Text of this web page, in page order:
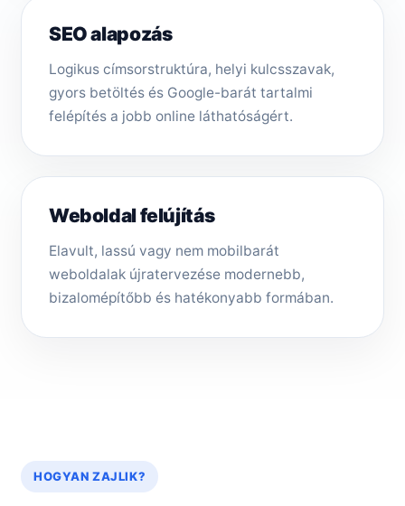
SEO alapozás
Logikus címsorstruktúra, helyi kulcsszavak,
gyors betöltés és Google-barát tartalmi
felépítés a jobb online láthatóságért.
Weboldal felújítás
Elavult, lassú vagy nem mobilbarát
weboldalak újratervezése modernebb,
bizalomépítőbb és hatékonyabb formában.
HOGYAN ZAJLIK?